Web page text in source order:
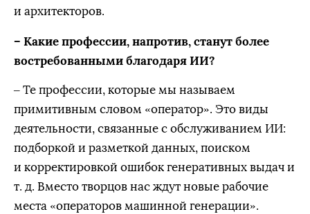
и архитекторов.
– Какие профессии, напротив, станут более
востребованными благодаря ИИ?
– Те профессии, которые мы называем
примитивным словом «оператор». Это виды
деятельности, связанные с обслуживанием ИИ:
подборкой и разметкой данных, поиском
и корректировкой ошибок генеративных выдач и
т. д. Вместо творцов нас ждут новые рабочие
места «операторов машинной генерации».